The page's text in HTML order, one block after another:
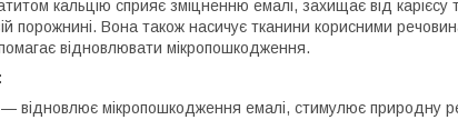
кальцію сприяє зміцненню емалі, захищає від
порожнині. Вона також насичує тканини корисними
відновлювати мікропошкодження.
— відновлює мікропошкодження емалі, стимулює природну